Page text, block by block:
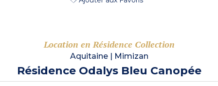
Location en Résidence Collection
Aquitaine| Mimizan
Résidence Odalys Bleu Canopée